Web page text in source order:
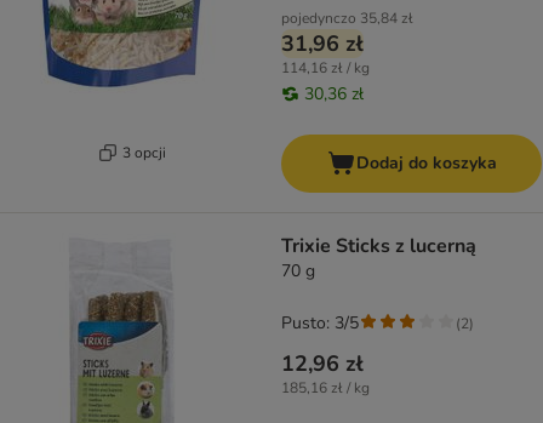
3 opcji
pojedynczo 35,84 zł
31,96 zł
114,16 zł / kg
30,36 zł
Dodaj do koszyka
Trixie Sticks z lucerną
70 g
12,96 zł
185,16 zł / kg
Pusto: 3/5 (2)